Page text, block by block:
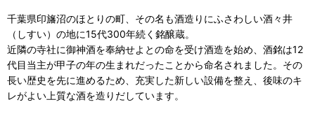
千葉県印旛沼のほとりの町、その名も酒造りにふさわしい酒々井
（しすい）の地に15代300年続く銘醸蔵。
近隣の寺社に御神酒を奉納せよとの命を受け酒造を始め、酒銘は12
代目当主が甲子の年の生まれだったことから命名されました。その
長い歴史を先に進めるため、充実した新しい設備を整え、後味のキ
レがよい上質な酒を造りだしています。